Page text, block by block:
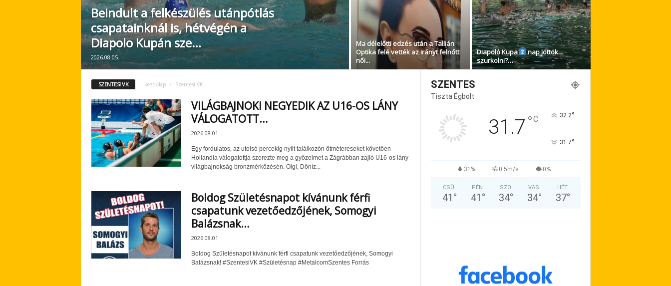
Beindult a felkészülés utánpótlás
csapatainknál is, hétvégén a
Diapolo Kupán sze…
2026.08.05.
Ma délelőtti edzés után a Tallián
Optika felé vették az irányt felnőtt
női...
Diapoló Kupa
nap Jöttök
szurkolni?…
SZENTESI VK Kezdőlap Szentesi VK
VILÁGBAJNOKI NEGYEDIK AZ U16-OS LÁNY
VÁLOGATOTT…
2026.08.01.
Egy fordulatos, az utolsó percekig nyílt találkozón ötmétereseket követően
Hollandia válogatottja szerezte meg a győzelmet a Zágrábban zajló U16-os lány
világbajnokság bronzmérkőzésén. Olgi, Döníz...
Boldog Születésnapot kívánunk férfi
csapatunk vezetőedzőjének, Somogyi
Balázsnak…
2026.08.01.
Boldog Születésnapot kívánunk férfi csapatunk vezetőedzőjének, Somogyi
Balázsnak! #SzentesiVK #Születésnap #MetalcomSzentes Forrás
SZENTES
Tiszta Égbolt
31.7 °C 32.2°
31.7°
31% 0.5m/s 0%
CSÜ
41 °
PÉN
41 °
SZO
34°
VAS
34°
HÉT
37°